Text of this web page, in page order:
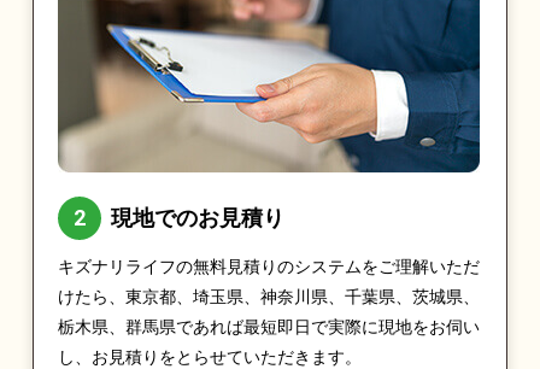
現地でのお見積り
キズナリライフの無料見積りのシステムをご理解いただ
けたら、東京都、埼玉県、神奈川県、千葉県、茨城県、
栃木県、群馬県であれば最短即日で実際に現地をお伺い
し、お見積りをとらせていただきます。